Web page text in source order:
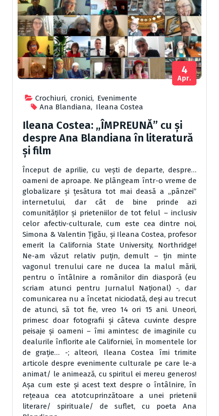
Crochiuri, cronici, Evenimente
Ana Blandiana, Ileana Costea
4
Apr.
Ileana Costea: „ÎMPREUNĂ” cu și
despre Ana Blandiana în literatură
și film
Început de aprilie, cu vești de departe, despre…
oameni de aproape. Ne plângeam într-o vreme de
globalizare și țesătura tot mai deasă a „pânzei”
internetului, dar cât de bine prinde azi
comunităților și prieteniilor de tot felul – inclusiv
celor afectiv-culturale, cum este cea dintre noi,
Simona & Valentin Țigău, și Ileana Costea, profesor
emerit la California State University, Northridge!
Ne-am văzut relativ puțin, demult – țin minte
vagonul trenului care ne ducea la malul mării,
pentru o întâlnire a românilor din diasporă (eu
scriam atunci pentru Jurnalul Național) -, dar
comunicarea nu a încetat niciodată, deși au trecut
de atunci, să tot fie, vreo 14 ori 15 ani. Uneori,
primesc doar fotografii și câteva cuvinte despre
peisaje și oameni – îmi amintesc de imaginile cu
dealurile înflorite ale Californiei, în momentele lor
de grație… -; alteori, Ileana Costea îmi trimite
articole despre evenimente culturale pe care le-a
animat/ le animează, cu spiritul ei mereu generos!
Așa cum este și acest text despre o întâlnire, în
rețeaua cea atotcuprinzătoare a unei prietenii
literare/ spirituale/ de suflet, cu poeta Ana